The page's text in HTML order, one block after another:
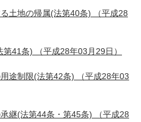
土地の帰属(法第40条) （平成28
第41条) （平成28年03月29日）
途制限(法第42条) （平成28年03
継(法第44条・第45条) （平成28